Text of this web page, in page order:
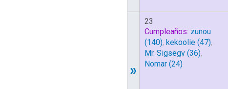
»
23
Cumpleaños: zunou
(140), kekoolie (47),
Mr. Sigsegv (36),
Nomar (24)